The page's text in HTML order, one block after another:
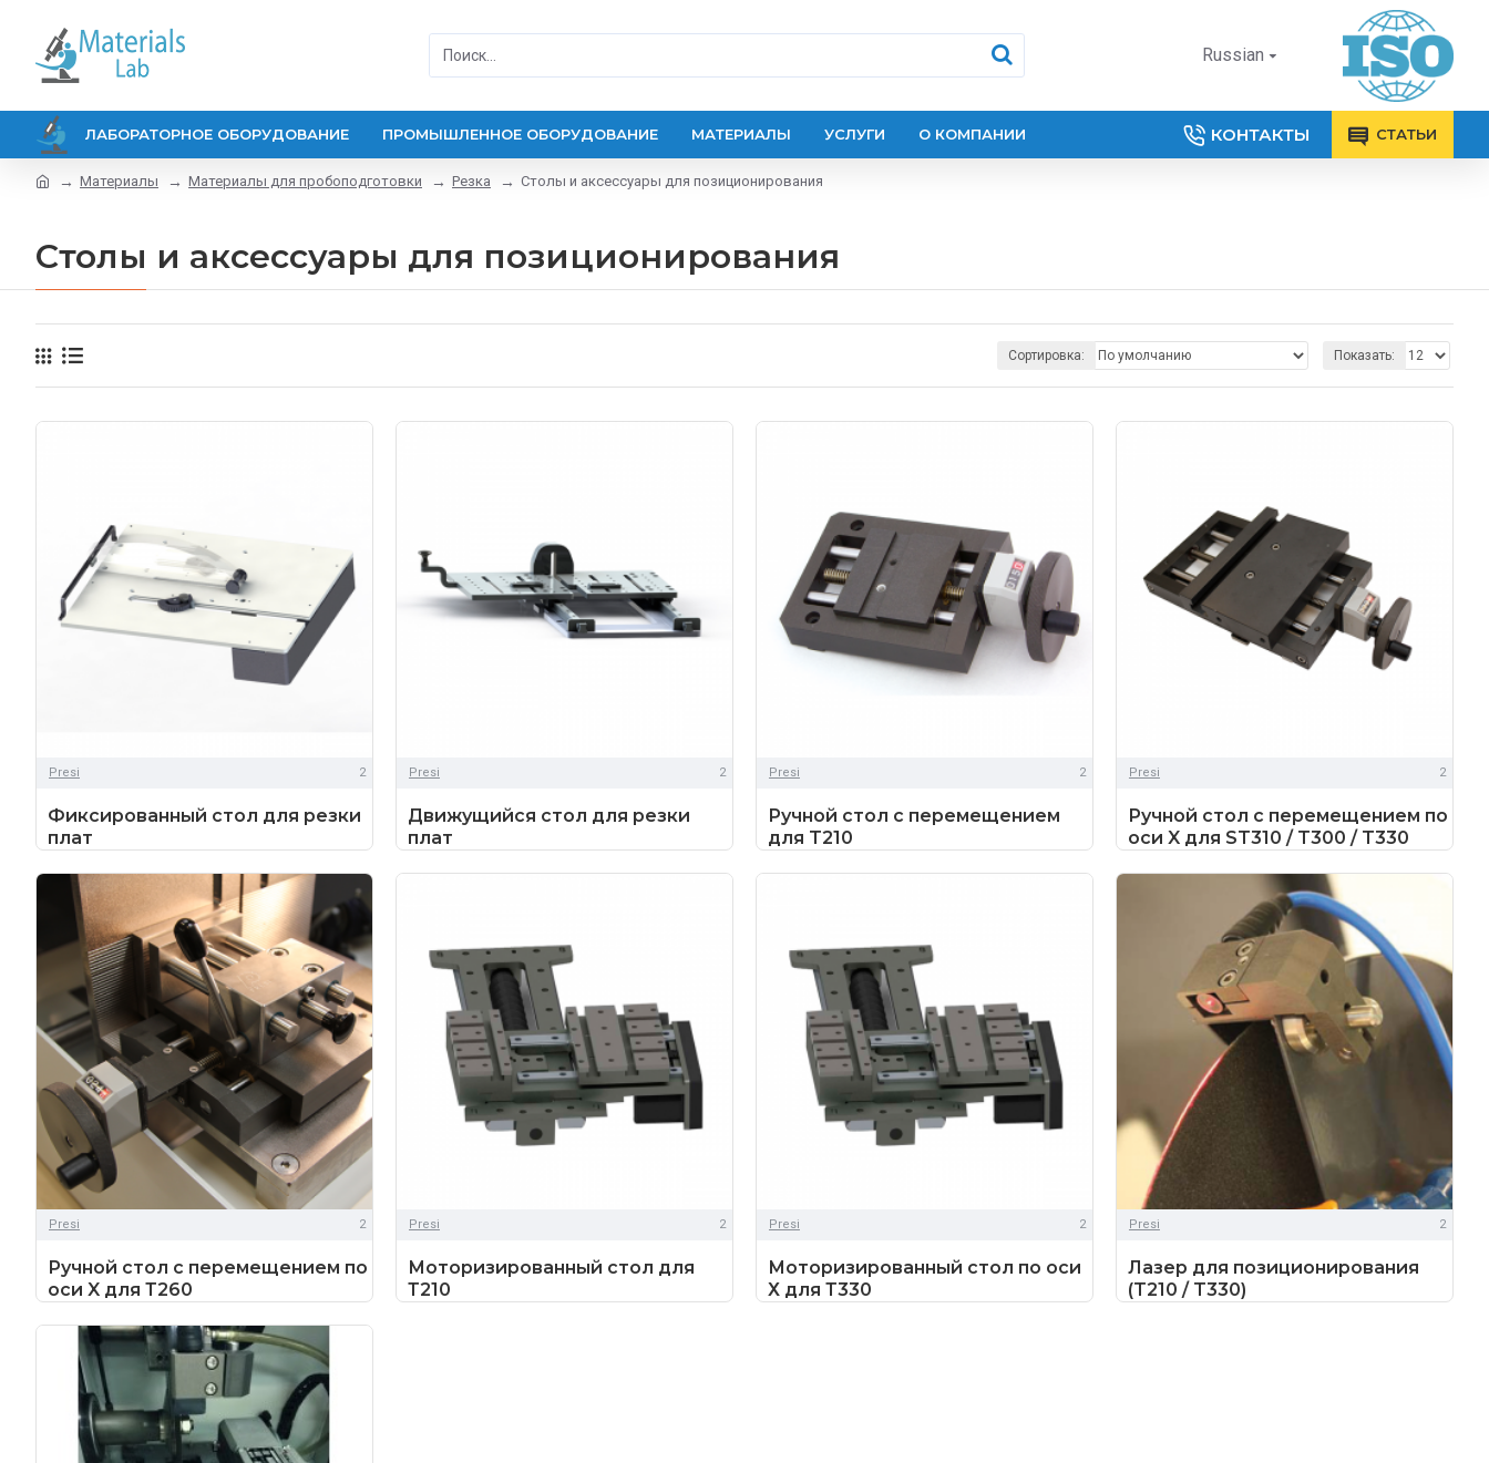
Russian
ЛАБОРАТОРНОЕ ОБОРУДОВАНИЕ ПРОМЫШЛЕННОЕ ОБОРУДОВАНИЕ МАТЕРИАЛЫ УСЛУГИ О КОМПАНИИ КОНТАКТЫ СТАТЬИ
Материалы Материалы для пробоподготовки Резка Столы и аксессуары для позиционирования
Столы и аксессуары для позиционирования
Сортировка: Показать:
Presi 2
Фиксированный стол для резки
плат
Presi 2
Движущийся стол для резки
плат
Presi 2
Ручной стол с перемещением
для T210
Presi 2
Ручной стол с перемещением по
оси X для ST310 / T300 / T330
Presi 2
Ручной стол с перемещением по
оси X для Т260
Presi 2
Моторизированный стол для
Т210
Presi 2
Моторизированный стол по оси
Х для Т330
Presi 2
Лазер для позиционирования
(T210 / T330)